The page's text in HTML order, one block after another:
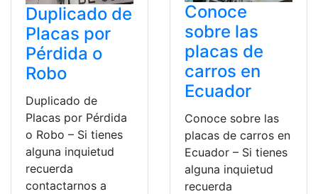
Duplicado de
Placas por
Pérdida o
Robo
Duplicado de
Placas por Pérdida
o Robo – Si tienes
alguna inquietud
recuerda
contactarnos a
Conoce
sobre las
placas de
carros en
Ecuador
Conoce sobre las
placas de carros en
Ecuador – Si tienes
alguna inquietud
recuerda